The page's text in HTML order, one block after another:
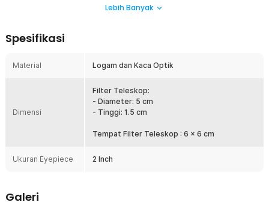
terutama saat mengamati objek terang seperti bulan, permukaan
visual yang lebih nyaman di mata, tanpa distorsi warna dan dengan
Kontrol Intensitas Cahaya
Filter telescope polarized juga sangat membantu dalam
mengontrol intensitas cahaya, memungkinkan Anda melihat kontras
mengatur jumlah transmisi cahaya dari 1% hingga 40% hanya
Material Kualitas Terbaik
filter telescope menggunakan material logam yang kuat namun
Lebih Banyak
Spesifikasi
Material Logam dan Kaca Optik
Dimensi
Filter Teleskop:
- Diameter: 5 cm
- Tinggi: 1.5 cm
Tempat Filter Teleskop : 6 x 6 cm
Ukuran Eyepiece 2 Inch
Galeri